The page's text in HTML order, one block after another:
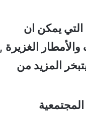
التي يمكن ان
الغزيرة ,
المزيد من